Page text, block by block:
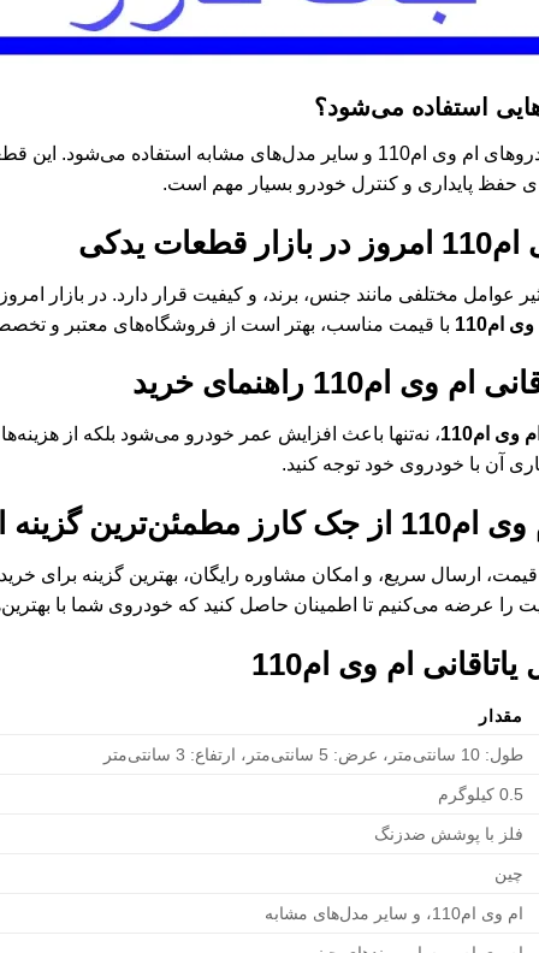
استفاده می‌شود؟
معمولاً در خودروهای ام وی ام110 و سایر مدل‌های مشابه
حفظ پایداری و کنترل خودرو بسیار مهم است.
امروز در بازار قطعات یدکی
عوامل مختلفی مانند جنس، برند، و کیفیت قرار دارد. در بازار
ام110
با قیمت مناسب، بهتر است از فروشگاه‌های معتبر و
ام وی ام110 راهنمای خرید
وی ام110
، نه‌تنها باعث افزایش عمر خودرو می‌شود بلکه از
آن با خودروی خود توجه کنید.
ام110 از جک کارز مطمئن‌ترین
ارسال سریع، و امکان مشاوره رایگان، بهترین گزینه برای
را عرضه می‌کنیم تا اطمینان حاصل کنید که خودروی شما با
یاتاقانی ام وی ام110
مقدار
طول: 10 سانتی‌متر، عرض: 5 سانتی‌متر، ارتفاع: 3 سانتی‌متر
0.5 کیلوگرم
فلز با پوشش ضدزنگ
چین
ام وی ام110، و سایر مدل‌های مشابه